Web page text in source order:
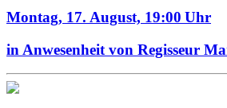
Montag, 17. August, 19:00 Uhr
in Anwesenheit von Regisseur